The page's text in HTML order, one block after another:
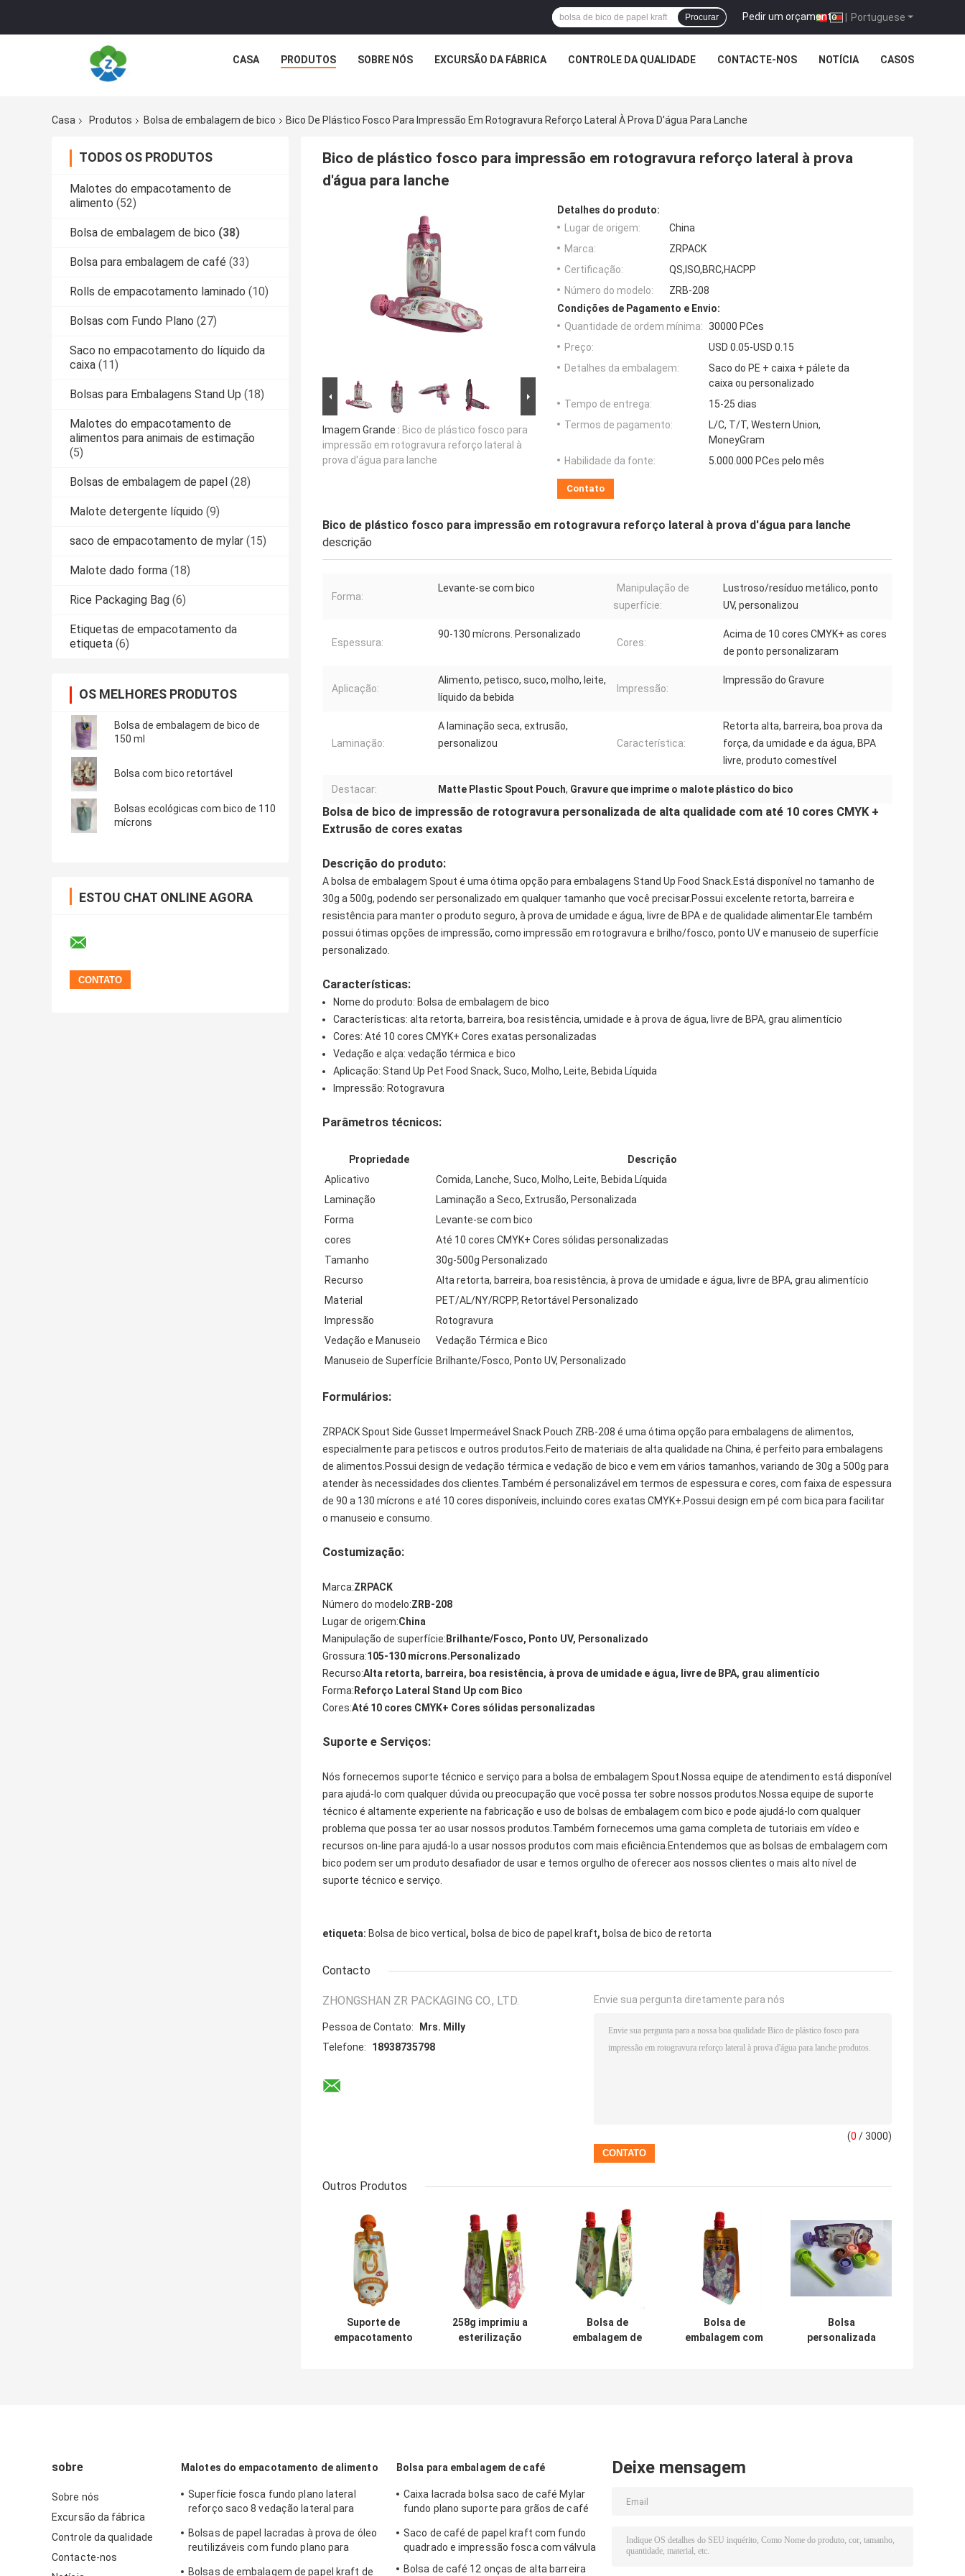
Portuguese
Pedir um orçamento |
Procurar
CASA PRODUTOS SOBRE NÓS EXCURSÃO DA FÁBRICA CONTROLE DA QUALIDADE CONTACTE-NOS NOTÍCIA CASOS
Casa Produtos Bolsa de embalagem de bico Bico De Plástico Fosco Para Impressão Em Rotogravura Reforço Lateral À Prova D'água Para Lanche
TODOS OS PRODUTOS
Malotes do empacotamento de
alimento (52)
Bolsa de embalagem de bico (38)
Bolsa para embalagem de café (33)
Rolls de empacotamento laminado (10)
Bolsas com Fundo Plano (27)
Saco no empacotamento do líquido da
caixa (11)
Bolsas para Embalagens Stand Up (18)
Malotes do empacotamento de
alimentos para animais de estimação
(5)
Bolsas de embalagem de papel (28)
Malote detergente líquido (9)
saco de empacotamento de mylar (15)
Malote dado forma (18)
Rice Packaging Bag (6)
Etiquetas de empacotamento da
etiqueta (6)
OS MELHORES PRODUTOS
Bolsa de embalagem de bico de
150 ml
Bolsa com bico retortável
Bolsas ecológicas com bico de 110
mícrons
ESTOU CHAT ONLINE AGORA
Bico de plástico fosco para impressão em rotogravura reforço lateral à prova
d'água para lanche
Imagem Grande : Bico de plástico fosco para
impressão em rotogravura reforço lateral à
prova d'água para lanche
Detalhes do produto:
Lugar de origem:
China
Marca:
ZRPACK
Certificação:
QS,ISO,BRC,HACPP
Número do modelo:
ZRB-208
Condições de Pagamento e Envio:
Quantidade de ordem mínima: 30000 PCes
Preço:
USD 0.05-USD 0.15
Detalhes da embalagem:
Saco do PE + caixa + pálete da
caixa ou personalizado
Tempo de entrega:
15-25 dias
Termos de pagamento:
L/C, T/T, Western Union,
MoneyGram
Habilidade da fonte:
5.000.000 PCes pelo mês
Contato
Bico de plástico fosco para impressão em rotogravura reforço lateral à prova d'água para lanche
descrição
Forma:
Levante-se com bico
Manipulação de
superfície:
Lustroso/resíduo metálico, ponto
UV, personalizou
Espessura:
90-130 mícrons. Personalizado
Cores:
Acima de 10 cores CMYK+ as cores
de ponto personalizaram
Aplicação:
Alimento, petisco, suco, molho, leite,
líquido da bebida
Impressão:
Impressão do Gravure
Laminação:
A laminação seca, extrusão,
personalizou
Característica:
Retorta alta, barreira, boa prova da
força, da umidade e da água, BPA
livre, produto comestível
Destacar: Matte Plastic Spout Pouch, Gravure que imprime o malote plástico do bico
Bolsa de bico de impressão de rotogravura personalizada de alta qualidade com até 10 cores CMYK +
Extrusão de cores exatas
Descrição do produto:
A bolsa de embalagem Spout é uma ótima opção para embalagens Stand Up Food Snack.Está disponível no tamanho de
30g a 500g, podendo ser personalizado em qualquer tamanho que você precisar.Possui excelente retorta, barreira e
resistência para manter o produto seguro, à prova de umidade e água, livre de BPA e de qualidade alimentar.Ele também
possui ótimas opções de impressão, como impressão em rotogravura e brilho/fosco, ponto UV e manuseio de superfície
personalizado.
Características:
Nome do produto: Bolsa de embalagem de bico
Características: alta retorta, barreira, boa resistência, umidade e à prova de água, livre de BPA, grau alimentício
Cores: Até 10 cores CMYK+ Cores exatas personalizadas
Vedação e alça: vedação térmica e bico
Aplicação: Stand Up Pet Food Snack, Suco, Molho, Leite, Bebida Líquida
Impressão: Rotogravura
Parâmetros técnicos:
Propriedade
Descrição
Aplicativo
Comida, Lanche, Suco, Molho, Leite, Bebida Líquida
Laminação
Laminação a Seco, Extrusão, Personalizada
Forma
Levante-se com bico
cores
Até 10 cores CMYK+ Cores sólidas personalizadas
Tamanho
30g-500g Personalizado
Recurso
Alta retorta, barreira, boa resistência, à prova de umidade e água, livre de BPA, grau alimentício
Material
PET/AL/NY/RCPP, Retortável Personalizado
Impressão
Rotogravura
Vedação e Manuseio
Vedação Térmica e Bico
Manuseio de Superfície Brilhante/Fosco, Ponto UV, Personalizado
Formulários:
ZRPACK Spout Side Gusset Impermeável Snack Pouch ZRB-208 é uma ótima opção para embalagens de alimentos,
especialmente para petiscos e outros produtos.Feito de materiais de alta qualidade na China, é perfeito para embalagens
de alimentos.Possui design de vedação térmica e vedação de bico e vem em vários tamanhos, variando de 30g a 500g para
atender às necessidades dos clientes.Também é personalizável em termos de espessura e cores, com faixa de espessura
de 90 a 130 mícrons e até 10 cores disponíveis, incluindo cores exatas CMYK+.Possui design em pé com bica para facilitar
o manuseio e consumo.
Costumização:
Marca:ZRPACK
Número do modelo:ZRB-208
Lugar de origem:China
Manipulação de superfície: Brilhante/Fosco, Ponto UV, Personalizado
Grossura:105-130 mícrons.Personalizado
Recurso:Alta retorta, barreira, boa resistência, à prova de umidade e água, livre de BPA, grau alimentício
Forma: Reforço Lateral Stand Up com Bico
Cores:Até 10 cores CMYK+ Cores sólidas personalizadas
Suporte e Serviços:
Nós fornecemos suporte técnico e serviço para a bolsa de embalagem Spout.Nossa equipe de atendimento está disponível
para ajudá-lo com qualquer dúvida ou preocupação que você possa ter sobre nossos produtos.Nossa equipe de suporte
técnico é altamente experiente na fabricação e uso de bolsas de embalagem com bico e pode ajudá-lo com qualquer
problema que possa ter ao usar nossos produtos.Também fornecemos uma gama completa de tutoriais em vídeo e
recursos on-line para ajudá-lo a usar nossos produtos com mais eficiência.Entendemos que as bolsas de embalagem com
bico podem ser um produto desafiador de usar e temos orgulho de oferecer aos nossos clientes o mais alto nível de
suporte técnico e serviço.
etiqueta: Bolsa de bico vertical , bolsa de bico de papel kraft, bolsa de bico de retorta
Contacto
ZHONGSHAN ZR PACKAGING CO., LTD.
Pessoa de Contato:
Mrs. Milly
Telefone:
18938735798
Envie sua pergunta diretamente para nós
(0 / 3000)
Outros Produtos
Suporte de
empacotamento
258g imprimiu a
esterilização
Bolsa de
embalagem de
Bolsa de
embalagem com
Bolsa
personalizada
sobre
Sobre nós
Excursão da fábrica
Controle da qualidade
Contacte-nos
Malotes do empacotamento de alimento
Superfície fosca fundo plano lateral
reforço saco 8 vedação lateral para
Bolsas de papel lacradas à prova de óleo
reutilizáveis ​​com fundo plano para
Bolsas de embalagem de papel kraft de
Bolsa para embalagem de café
Caixa lacrada bolsa saco de café Mylar
fundo plano suporte para grãos de café
Saco de café de papel kraft com fundo
quadrado e impressão fosca com válvula
Bolsa de café 12 onças de alta barreira
Deixe mensagem